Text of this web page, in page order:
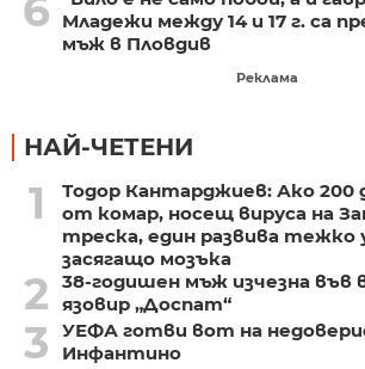
Младежи между 14 и 17 г. са
мъж в Пловдив
Реклама
НАЙ-ЧЕТЕНИ
1
Тодор Кантарджиев: Ако 200
от комар, носещ вируса на
треска, един развива тежко
засягащо мозъка
2
38-годишен мъж изчезна във
язовир „Доспат“
3
УЕФА готви вот на
Инфантино